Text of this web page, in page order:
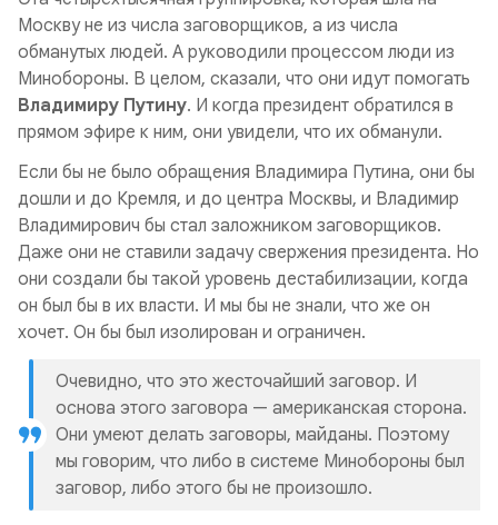
Москву не из числа заговорщиков, а из числа
обманутых людей. А руководили процессом люди из
Минобороны. В целом, сказали, что они идут помогать
Владимиру Путину. И когда президент обратился в
прямом эфире к ним, они увидели, что их обманули.
Если бы не было обращения Владимира Путина, они бы
дошли и до Кремля, и до центра Москвы, и Владимир
Владимирович бы стал заложником заговорщиков.
Даже они не ставили задачу свержения президента. Но
они создали бы такой уровень дестабилизации, когда
он был бы в их власти. И мы бы не знали, что же он
хочет. Он бы был изолирован и ограничен.
Очевидно, что это жесточайший заговор. И
основа этого заговора — американская сторона.
Они умеют делать заговоры, майданы. Поэтому
мы говорим, что либо в системе Минобороны был
заговор, либо этого бы не произошло.